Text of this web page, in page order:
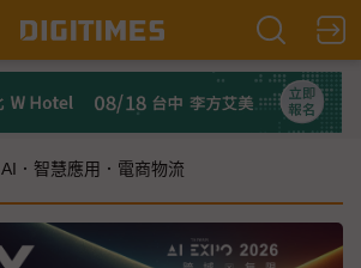
AI．智慧應用．電商物流